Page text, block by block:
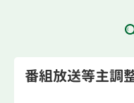
番組放送等主調